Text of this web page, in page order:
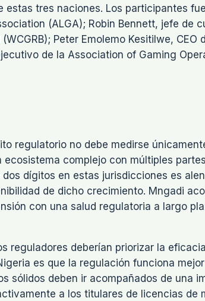
tres naciones. Los participantes
(ALGA); Robin Bennett, jefe de
Peter Emolemo Kesitilwe, CEO
de la Association of Gaming
regulatorio no debe medirse
complejo con múltiples
dígitos en estas jurisdicciones es
de dicho crecimiento. Mngadi
con una salud regulatoria a largo
reguladores deberían priorizar la
es que la regulación funciona
sólidos deben ir acompañados de una
a los titulares de licencias de